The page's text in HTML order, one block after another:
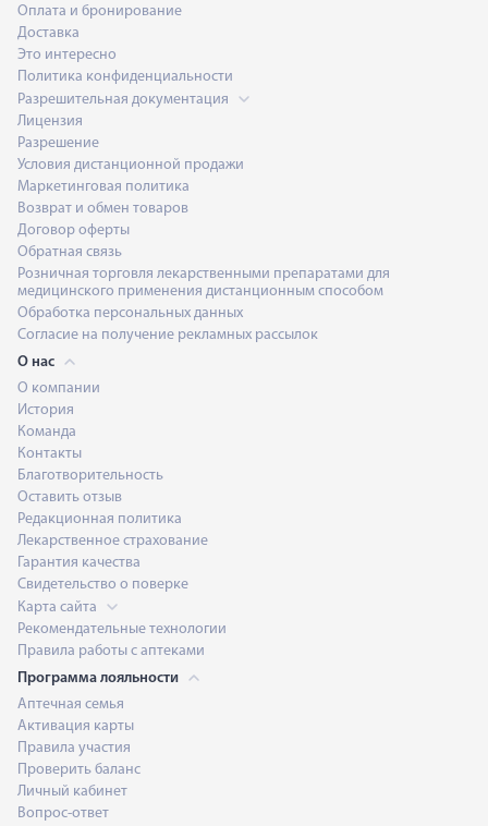
Оплата и бронирование
Доставка
Это интересно
Политика конфиденциальности
Разрешительная документация
Лицензия
Разрешение
Условия дистанционной продажи
Маркетинговая политика
Возврат и обмен товаров
Договор оферты
Обратная связь
Розничная торговля лекарственными препаратами для
медицинского применения дистанционным способом
Обработка персональных данных
Согласие на получение рекламных рассылок
О нас
О компании
История
Команда
Контакты
Благотворительность
Оставить отзыв
Редакционная политика
Лекарственное страхование
Гарантия качества
Свидетельство о поверке
Карта сайта
Рекомендательные технологии
Правила работы с аптеками
Программа лояльности
Аптечная семья
Активация карты
Правила участия
Проверить баланс
Личный кабинет
Вопрос-ответ